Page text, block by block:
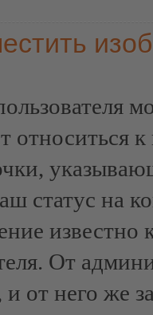
относиться
статус на
известно
От
от него же